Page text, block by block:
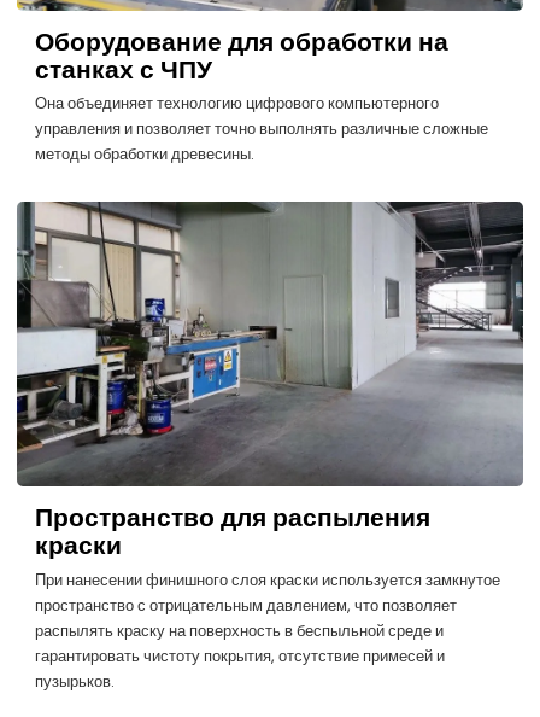
Оборудование для обработки на
станках с ЧПУ
Она объединяет технологию цифрового компьютерного
управления и позволяет точно выполнять различные сложные
методы обработки древесины.
Пространство для распыления
краски
При нанесении финишного слоя краски используется замкнутое
пространство с отрицательным давлением, что позволяет
распылять краску на поверхность в беспыльной среде и
гарантировать чистоту покрытия, отсутствие примесей и
пузырьков.